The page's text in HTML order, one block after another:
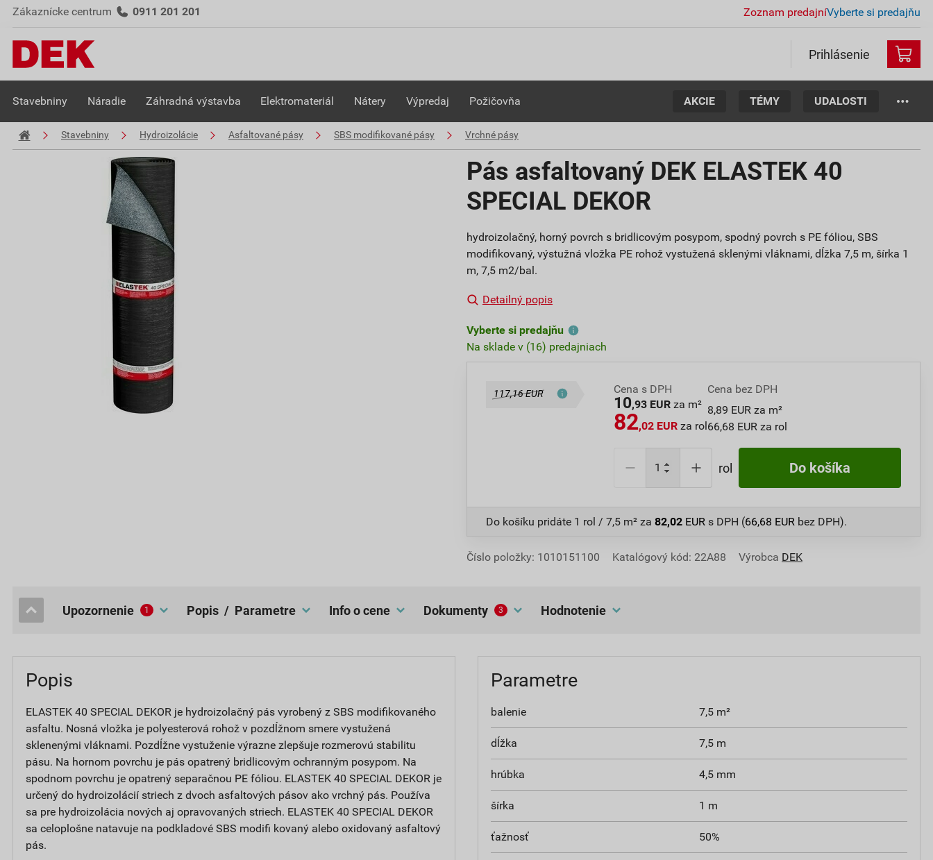
Zákaznícke centrum 0911 201 201 Zoznam predajníVyberte si predajňu
Prihlásenie
Stavebniny Náradie Záhradná výstavba Elektromateriál Nátery Výpredaj Požičovňa AKCIE TÉMY UDALOSTI
Stavebniny Hydroizolácie Asfaltované pásy SBS modifikované pásy Vrchné pásy
Pás asfaltovaný DEK ELASTEK 40
SPECIAL DEKOR
hydroizolačný, horný povrch s bridlicovým posypom, spodný povrch s PE fóliou, SBS
modifikovaný, výstužná vložka PE rohož vystužená sklenými vláknami, dĺžka 7,5 m, šírka 1
m, 7,5 m2/bal.
Detailný popis
Vyberte si predajňu
Na sklade v (16) predajniach
117,16 EUR Cena s DPH
10,93 EUR za m²
82,02 EUR za rol
Cena bez DPH
8,89 EUR za m²
66,68 EUR za rol
rol Do košíka
Do košíku pridáte 1 rol / 7,5 m² za 82,02 EUR s DPH (66,68 EUR bez DPH).
Číslo položky: 1010151100 Katalógový kód: 22A88 Výrobca DEK
popis / Parametre
upozornenie 1 Info o cene dokumenty 3 hodnotenie
Popis
ELASTEK 40 SPECIAL DEKOR je hydroizolačný pás vyrobený z SBS modifikovaného
asfaltu. Nosná vložka je polyesterová rohož v pozdĺžnom smere vystužená
sklenenými vláknami. Pozdĺžne vystuženie výrazne zlepšuje rozmerovú stabilitu
pásu. Na hornom povrchu je pás opatrený bridlicovým ochranným posypom. Na
spodnom povrchu je opatrený separačnou PE fóliou. ELASTEK 40 SPECIAL DEKOR je
určený do hydroizolácií striech z dvoch asfaltových pásov ako vrchný pás. Používa
sa pre hydroizolácia nových aj opravovaných striech. ELASTEK 40 SPECIAL DEKOR
sa celoplošne natavuje na podkladové SBS modifi kovaný alebo oxidovaný asfaltový
pás.
Parametre
balenie 7,5 m²
dĺžka 7,5 m
hrúbka 4,5 mm
šírka 1 m
ťažnosť 50%